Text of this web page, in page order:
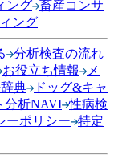
ング 畜産コンサ
ング
分析検査の流れ
お役立ち情報
メ
典
ドッグ&キャ
分析NAVI 性病検
ーポリシー 特定